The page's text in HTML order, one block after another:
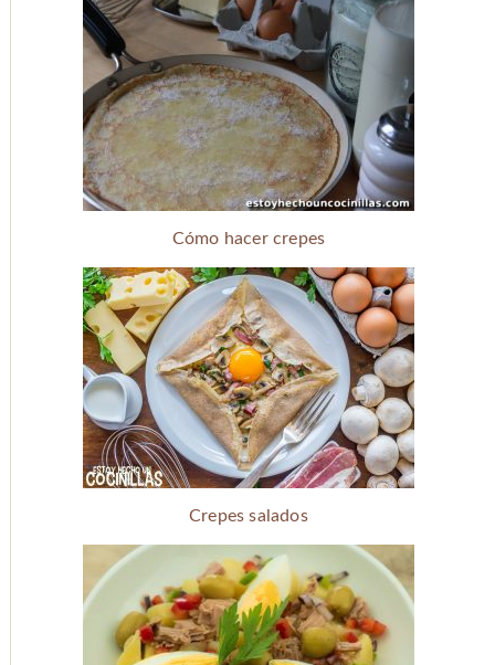
Cómo hacer crepes
Crepes salados